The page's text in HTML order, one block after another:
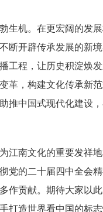
机。在更宏阔的发
断开辟传承发展的新
工程，让历史积淀焕
革，构建文化传承新
推中国式现代化建设
南文化的重要发祥
党的二十届四中全会
贡献。期待大家以
打造世界看中国的标志